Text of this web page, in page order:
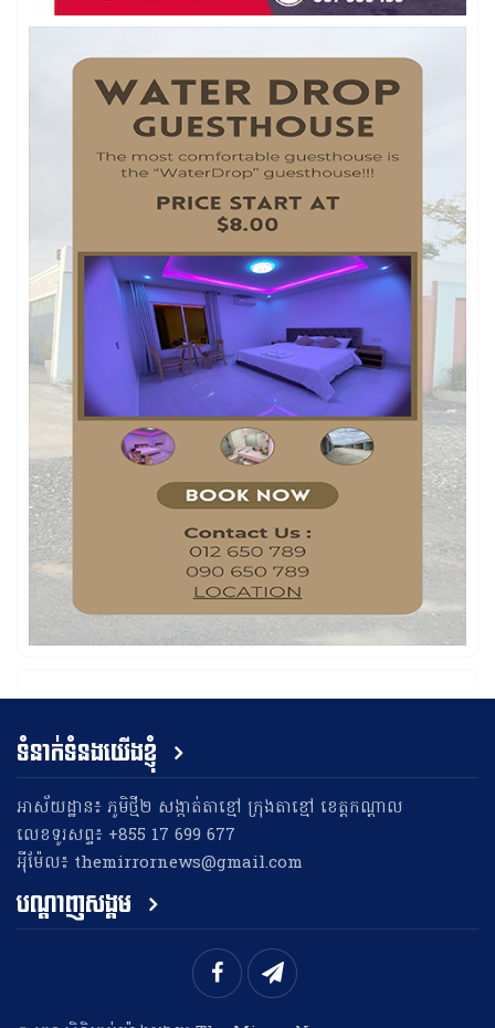
ទំនាក់ទំនងយើងខ្ញុំ
អាស័យដ្ឋាន៖ ភូមិថ្មី២ សង្កាត់តាខ្មៅ ក្រុងតាខ្មៅ ខេត្តកណ្តាល
លេខទូរសព្ទ៖ +855 17 699 677
អុីម៉ែល៖ themirrornews@gmail.com
បណ្តាញសង្គម